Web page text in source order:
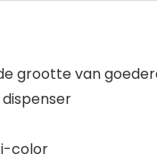
grootte van
color